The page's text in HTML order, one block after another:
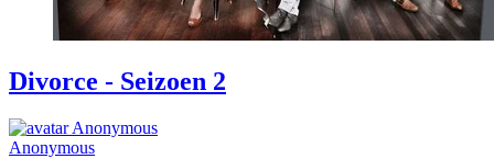
Divorce - Seizoen 2
Anonymous